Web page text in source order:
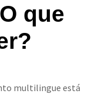
que
multilingue está